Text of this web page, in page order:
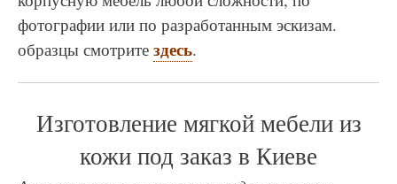
фотографии или по разработанным эскизам.
образцы смотрите здесь.
Изготовление мягкой мебели из
кожи под заказ в Киеве